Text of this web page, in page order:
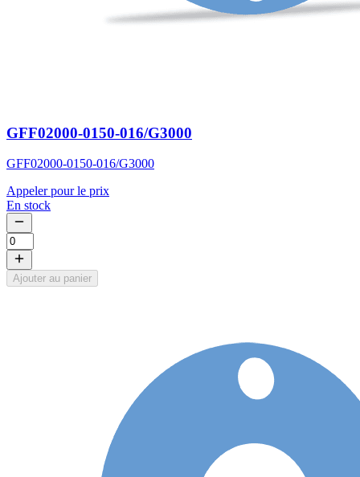
GFF02000-0150-016/G3000
GFF02000-0150-016/G3000
Appeler pour le prix
En stock
Ajouter au panier